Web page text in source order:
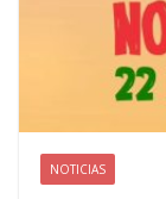
NOTICIAS